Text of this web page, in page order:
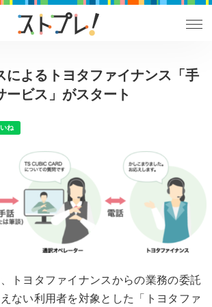
によるトヨタファイナンス「手
ービス」がスタート
トヨタファイナンスからの業務の委託
ない利用者を対象とした「トヨタファ